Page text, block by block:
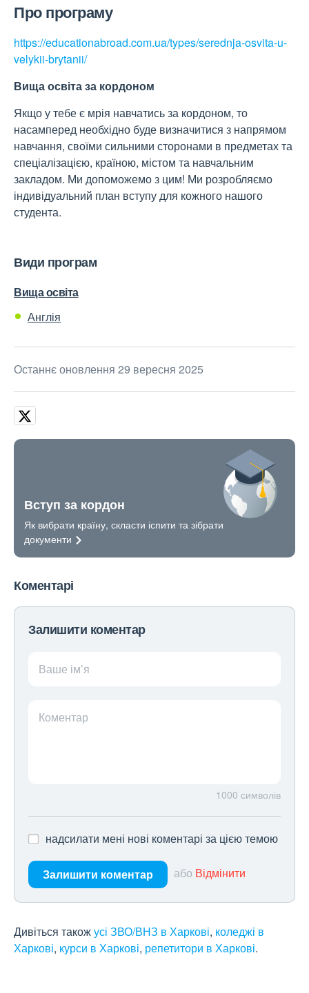
Про програму
https://educationabroad.com.ua/types/serednja-osvita-u-
velykii-brytanii/
Вища освіта за кордоном
Якщо у тебе є мрія навчатись за кордоном, то
насамперед необхідно буде визначитися з напрямом
навчання, своїми сильними сторонами в предметах та
спеціалізацією, країною, містом та навчальним
закладом. Ми допоможемо з цим! Ми розробляємо
індивідуальний план вступу для кожного нашого
студента.
Види програм
Вища освіта
Англія
Останнє оновлення 29 вересня 2025
Вступ за кордон
Як вибрати країну, скласти іспити та зібрати
документи
Коментарі
Залишити коментар
Ваше ім’я
Коментар
1000 символів
надсилати мені нові коментарі за цією темою
Залишити коментар або Відмінити
Дивіться такожусі ЗВО/ВНЗ в Харкові, коледжі в
Харкові, курси в Харкові, репетитори в Харкові.